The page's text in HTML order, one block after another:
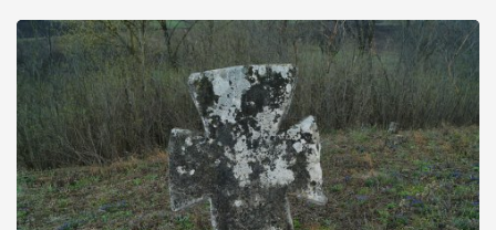
не видно, але видно дві стареньких колії у траві – […]